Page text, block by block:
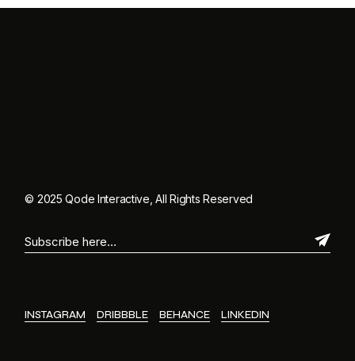
© 2025Qode Interactive , All Rights Reserved
INSTAGRAM DRIBBBLE BEHANCE LINKEDIN